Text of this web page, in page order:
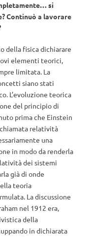
si
Continuò a lavorare
della fisica dichiarare
elementi teorici,
limitata. La
siano stati
L’evoluzione teorica
del principio di
prima che Einstein
relatività
una
in modo da renderla
dei sistemi
già di onde
teoria
La discussione
nel 1912 era,
della
in dichiarata